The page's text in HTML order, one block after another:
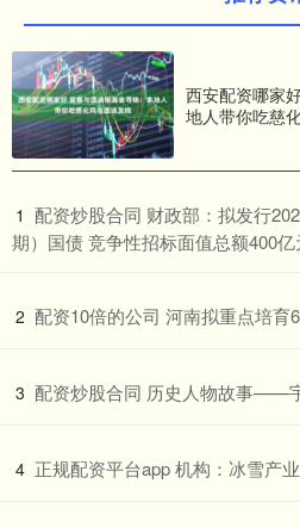
西安配资哪家
地人带你吃慈
1 配资炒股合同 财政部：拟发行
期）国债 竞争性招标面值总额400亿
2 配资10倍的公司 河南拟重点培育
3 配资炒股合同 历史人物故事——
4 正规配资平台app 机构：冰雪产